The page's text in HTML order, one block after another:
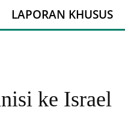
LAPORAN KHUSUS
ke Israel